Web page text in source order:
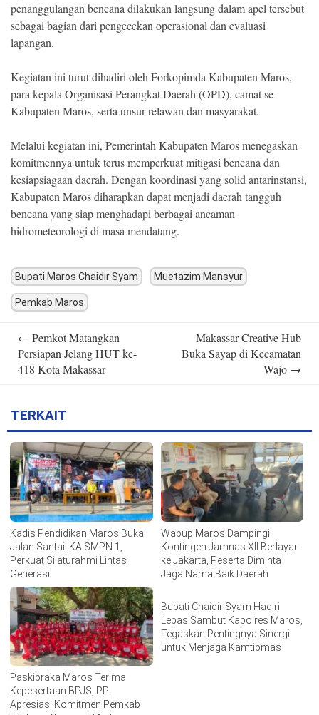
penanggulangan bencana dilakukan langsung dalam apel tersebut
sebagai bagian dari pengecekan operasional dan evaluasi
lapangan.
Kegiatan ini turut dihadiri oleh Forkopimda Kabupaten Maros,
para kepala Organisasi Perangkat Daerah (OPD), camat se-
Kabupaten Maros, serta unsur relawan dan masyarakat.
Melalui kegiatan ini, Pemerintah Kabupaten Maros menegaskan
komitmennya untuk terus memperkuat mitigasi bencana dan
kesiapsiagaan daerah. Dengan koordinasi yang solid antarinstansi,
Kabupaten Maros diharapkan dapat menjadi daerah tangguh
bencana yang siap menghadapi berbagai ancaman
hidrometeorologi di masa mendatang.
Bupati Maros Chaidir Syam Muetazim Mansyur
Pemkab Maros
navigation
← Pemkot Matangkan
Persiapan Jelang HUT ke-
418 Kota Makassar
Makassar Creative Hub
Buka Sayap di Kecamatan
Wajo →
TERKAIT
Kadis Pendidikan Maros Buka
Jalan Santai IKA SMPN 1,
Perkuat Silaturahmi Lintas
Generasi
Wabup Maros Dampingi
Kontingen Jamnas XII Berlayar
ke Jakarta, Peserta Diminta
Jaga Nama Baik Daerah
Paskibraka Maros Terima
Kepesertaan BPJS, PPI
Apresiasi Komitmen Pemkab
Bupati Chaidir Syam Hadiri
Lepas Sambut Kapolres Maros,
Tegaskan Pentingnya Sinergi
untuk Menjaga Kamtibmas